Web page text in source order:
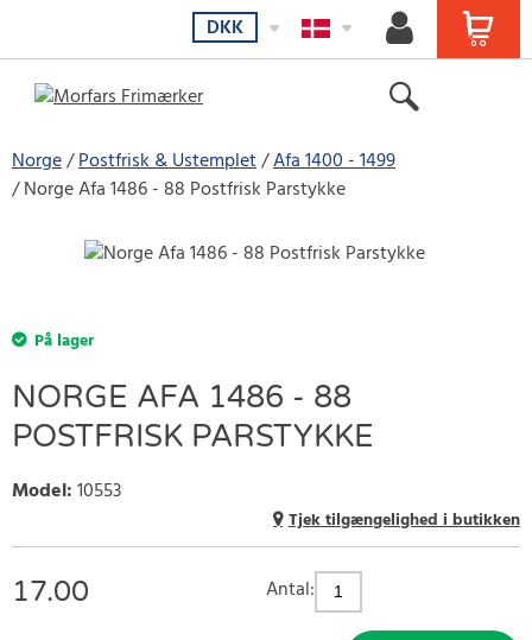
DKK
Norge Postfrisk & Ustemplet Afa 1400 - 1499
Norge Afa 1486 - 88 Postfrisk Parstykke
På lager
NORGE AFA 1486 - 88
POSTFRISK PARSTYKKE
Model:10553
Tjek tilgængelighed i butikken
17.00 Antal: